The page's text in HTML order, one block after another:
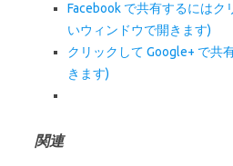
Facebook で共有するにはク
いウィンドウで開きます)
クリックして Google+ で共
きます)
関連